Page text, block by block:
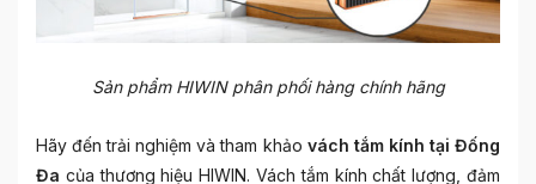
Sản phẩm HIWIN phân phối hàng chính hãng
Hãy đến trải nghiệm và tham khảo vách tắm kính tại Đống
Đa của thương hiệu HIWIN. Vách tắm kính chất lượng, đảm